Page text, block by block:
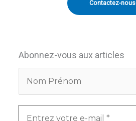
Contactez-nous
Abonnez-vous aux articles